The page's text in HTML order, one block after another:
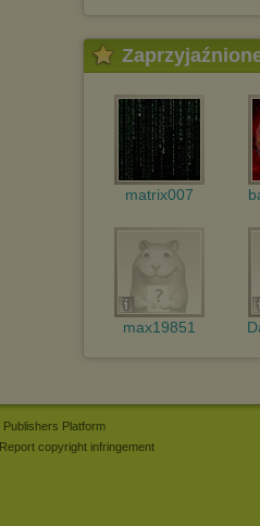
matrix007
max19851
Publishers Platform
Report copyright infringement